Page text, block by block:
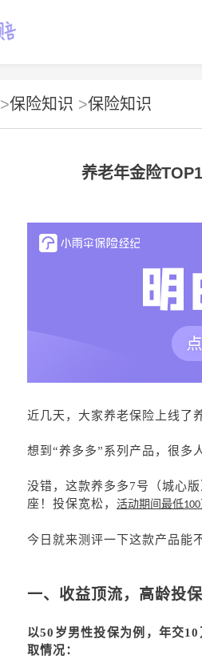
>保险知识 >保险知识
养老年金险
近几天，大家养老保险上线了
想到 “养多多”系列产品，很多
没错，这款养多多7号（城心
座！投保宽松， 活动期间最低100
今日就来测评一下这款产品能
一、收益顶流，高龄投
以50岁男性投保为例，年交
取情况：